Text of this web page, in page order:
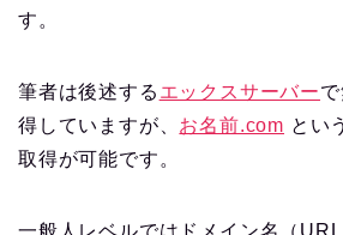
す。
筆者は後述する エックスサーバー
得していますが、 お名前.com とい
取得が可能です。
一般人レベルではドメイン名（